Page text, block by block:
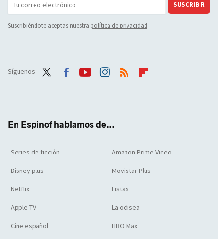
SUSCRIBIR
Suscribiéndote aceptas nuestra política de privacidad
Síguenos
En Espinof hablamos de...
Series de ficción Amazon Prime Video
Disney plus Movistar Plus
Netflix Listas
Apple TV La odisea
Cine español HBO Max